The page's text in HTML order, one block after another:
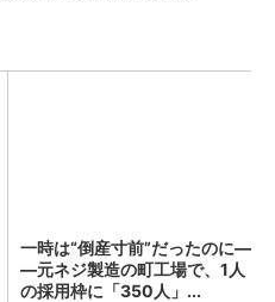
一時は“倒産寸前”だったのに―
―元ネジ製造の町工場で、1人
の採用枠に「350人」...